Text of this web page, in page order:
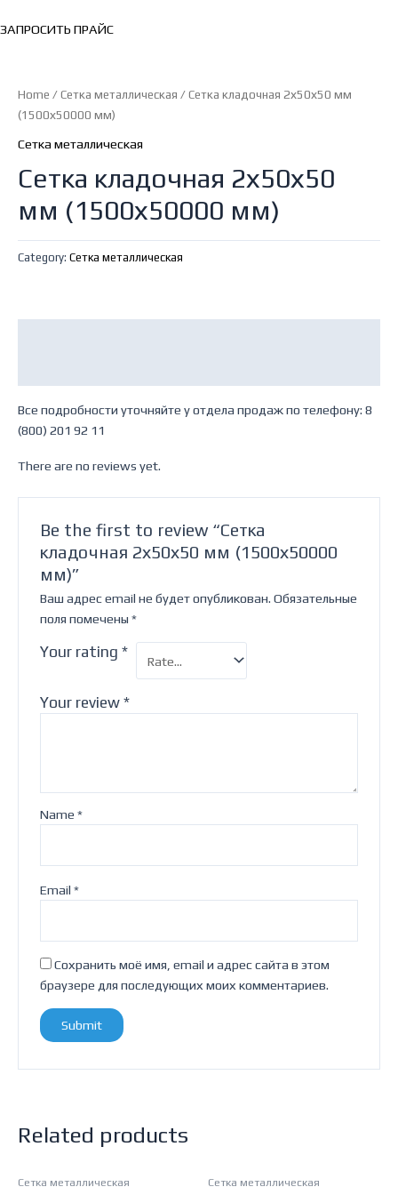
ЗАПРОСИТЬ ПРАЙС
Home /Сетка металлическая / Сетка кладочная 2х50х50 мм
(1500х50000 мм)
Сетка металлическая
Сетка кладочная 2х50х50
мм (1500х50000 мм)
Category: Сетка металлическая
Все подробности уточняйте у отдела продаж по телефону: 8
(800) 201 92 11
There are no reviews yet.
Be the first to review “Сетка
кладочная 2х50х50 мм (1500х50000
мм)”
Ваш адрес email не будет опубликован. Обязательные
поля помечены*
Your rating*
Your review*
Name*
Email*
Сохранить моё имя, email и адрес сайта в этом
браузере для последующих моих комментариев.
Related products
Сетка металлическая Сетка металлическая